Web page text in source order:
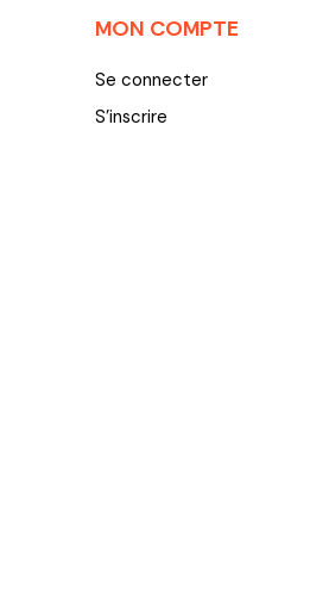
MON COMPTE
Se connecter
S'inscrire